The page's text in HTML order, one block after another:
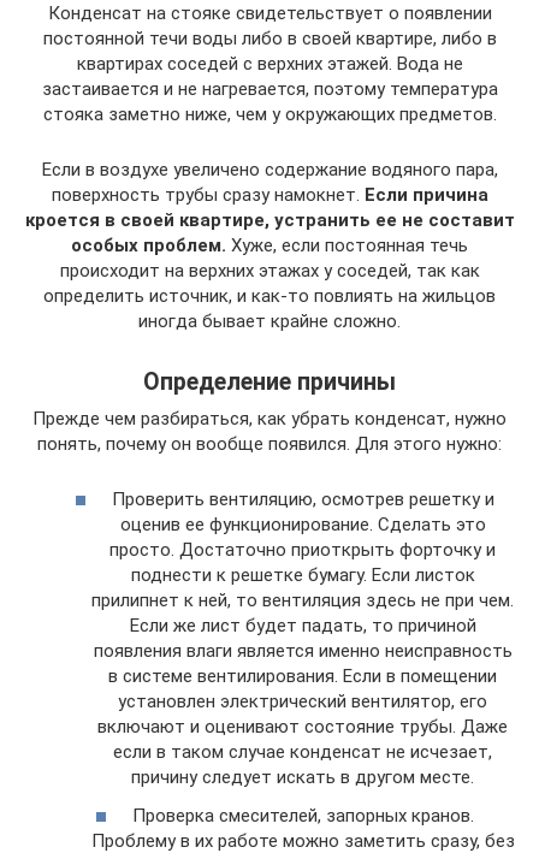
Конденсат на стояке свидетельствует о появлении
постоянной течи воды либо в своей квартире, либо в
квартирах соседей с верхних этажей. Вода не
застаивается и не нагревается, поэтому температура
стояка заметно ниже, чем у окружающих предметов.
Если в воздухе увеличено содержание водяного пара,
поверхность трубы сразу намокнет. Если причина
кроется в своей квартире, устранить ее не составит
особых проблем. Хуже, если постоянная течь
происходит на верхних этажах у соседей, так как
определить источник, и как-то повлиять на жильцов
иногда бывает крайне сложно.
Определение причины
Прежде чем разбираться, как убрать конденсат, нужно
понять, почему он вообще появился. Для этого нужно:
Проверить вентиляцию, осмотрев решетку и
оценив ее функционирование. Сделать это
просто. Достаточно приоткрыть форточку и
поднести к решетке бумагу. Если листок
прилипнет к ней, то вентиляция здесь не при чем.
Если же лист будет падать, то причиной
появления влаги является именно неисправность
в системе вентилирования. Если в помещении
установлен электрический вентилятор, его
включают и оценивают состояние трубы. Даже
если в таком случае конденсат не исчезает,
причину следует искать в другом месте.
Проверка смесителей, запорных кранов.
Проблему в их работе можно заметить сразу, без